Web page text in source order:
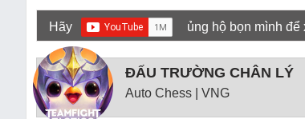
Hãy ủng hộ bọn mình
ĐẤU TRƯỜNG CHÂN LÝ
Auto Chess | VNG